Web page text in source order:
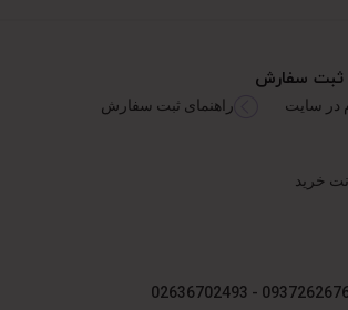
ثبت سفارش
در سایت راهنمای ثبت سفارش
خرید